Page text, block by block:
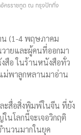
อัครราชทูต ณ กรุงปักกิ่ง
น (1-4 พฤษภาคม
ายและผู้คนที่ออกมา
สือ ในร้านหนังสือทั่ว
ม่พาลูกหลานมาอ่าน
ะสื่อสิ่งพิมพ์​ในจีน ที่ยัง
นโลกนี้จะเจอวิกฤติ​
นวนมากในยุค